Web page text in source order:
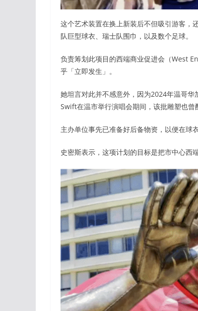
这个艺术装置在换上新装后不但吸引游客，
队巨型球衣、瑞士队围巾，以及数个足球。
负责筹划此项目的西端商业促进会（West
乎「立即发生」。
她坦言对此并不感意外，因为2024年温哥
Swift在温市举行演唱会期间，该批雕塑也曾
主办单位事先已准备好后备物资，以便在球
史密斯表示，这项计划的目标是把市中心西